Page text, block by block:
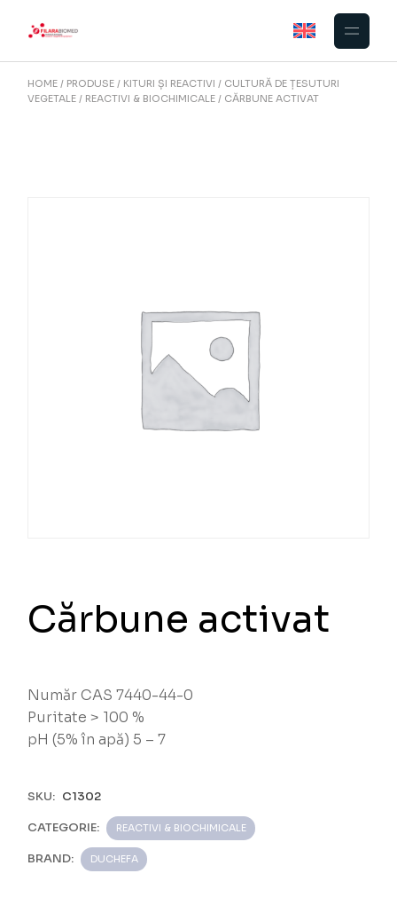
HOME PRODUSE KITURI ȘI REACTIVI
CULTURĂ DE ȚESUTURI
VEGETALE
REACTIVI & BIOCHIMICALE CĂRBUNE ACTIVAT
Cărbune activat
Număr CAS 7440-44-0
Puritate > 100 %
pH (5% în apă) 5 – 7
SKU: C1302
CATEGORIE: REACTIVI & BIOCHIMICALE
BRAND: DUCHEFA